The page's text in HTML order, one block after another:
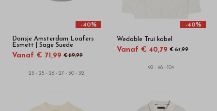
-40%
Donsje Amsterdam Loafers
Esmett | Sage Suede
Vanaf € 71,99 € 119,99
23 - 25 - 26 - 27 - 30 - 32
-40%
Wedoble Trui kabel
Vanaf € 40,79 € 67,99
92 - 98 - 104